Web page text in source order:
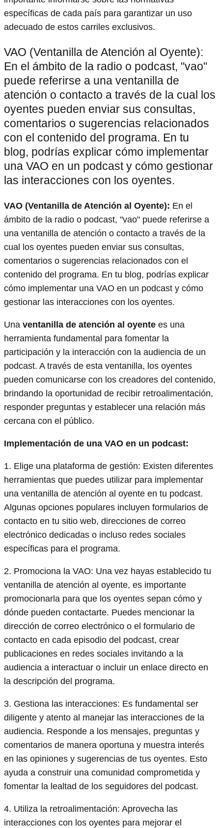
específicas de cada país para garantizar un uso
adecuado de estos carriles exclusivos.
VAO (Ventanilla de Atención al Oyente):
En el ámbito de la radio o podcast, "vao"
puede referirse a una ventanilla de
atención o contacto a través de la cual los
oyentes pueden enviar sus consultas,
comentarios o sugerencias relacionados
con el contenido del programa. En tu
blog, podrías explicar cómo implementar
una VAO en un podcast y cómo gestionar
las interacciones con los oyentes.
VAO (Ventanilla de Atención al Oyente): En el
ámbito de la radio o podcast, "vao" puede referirse a
una ventanilla de atención o contacto a través de la
cual los oyentes pueden enviar sus consultas,
comentarios o sugerencias relacionados con el
contenido del programa. En tu blog, podrías explicar
cómo implementar una VAO en un podcast y cómo
gestionar las interacciones con los oyentes.
Una ventanilla de atención al oyente es una
herramienta fundamental para fomentar la
participación y la interacción con la audiencia de un
podcast. A través de esta ventanilla, los oyentes
pueden comunicarse con los creadores del contenido,
brindando la oportunidad de recibir retroalimentación,
responder preguntas y establecer una relación más
cercana con el público.
Implementación de una VAO en un podcast:
1. Elige una plataforma de gestión: Existen diferentes
herramientas que puedes utilizar para implementar
una ventanilla de atención al oyente en tu podcast.
Algunas opciones populares incluyen formularios de
contacto en tu sitio web, direcciones de correo
electrónico dedicadas o incluso redes sociales
específicas para el programa.
2. Promociona la VAO: Una vez hayas establecido tu
ventanilla de atención al oyente, es importante
promocionarla para que los oyentes sepan cómo y
dónde pueden contactarte. Puedes mencionar la
dirección de correo electrónico o el formulario de
contacto en cada episodio del podcast, crear
publicaciones en redes sociales invitando a la
audiencia a interactuar o incluir un enlace directo en
la descripción del programa.
3. Gestiona las interacciones: Es fundamental ser
diligente y atento al manejar las interacciones de la
audiencia. Responde a los mensajes, preguntas y
comentarios de manera oportuna y muestra interés
en las opiniones y sugerencias de tus oyentes. Esto
ayuda a construir una comunidad comprometida y
fomentar la lealtad de los seguidores del podcast.
4. Utiliza la retroalimentación: Aprovecha las
interacciones con los oyentes para mejorar el